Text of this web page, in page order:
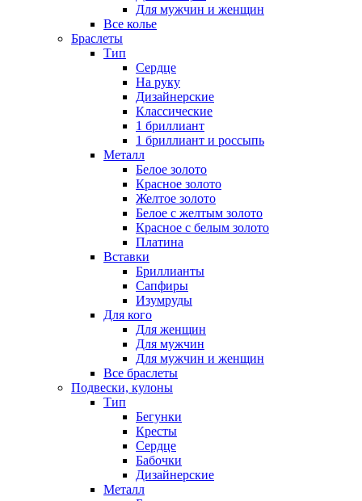
Для мужчин и женщин
Все колье
Браслеты
Тип
Сердце
На руку
Дизайнерские
Классические
1 бриллиант
1 бриллиант и россыпь
Металл
Белое золото
Красное золото
Желтое золото
Белое с желтым золото
Красное с белым золото
Платина
Вставки
Бриллианты
Сапфиры
Изумруды
Для кого
Для женщин
Для мужчин
Для мужчин и женщин
Все браслеты
Подвески, кулоны
Тип
Бегунки
Кресты
Сердце
Бабочки
Дизайнерские
Металл